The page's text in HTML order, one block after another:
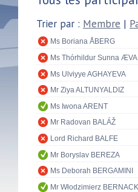
Trier par : Membre |
Ms Boriana ÅBERG
Ms Thórhildur Sunna
Ms Ulviyye AGHAYEVA
Mr Ziya ALTUNYALDIZ
Ms Iwona ARENT
Mr Radovan BALÁŽ
Lord Richard BALFE
Mr Boryslav BEREZA
Ms Deborah BERGAMINI
Mr Włodzimierz